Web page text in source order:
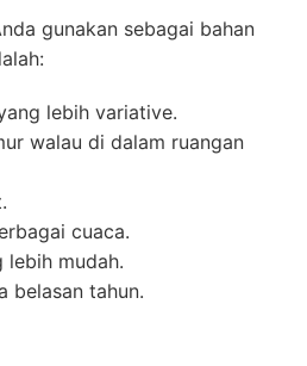
gunakan sebagai bahan
lebih variative.
walau di dalam ruangan
cuaca.
lebih mudah.
belasan tahun.